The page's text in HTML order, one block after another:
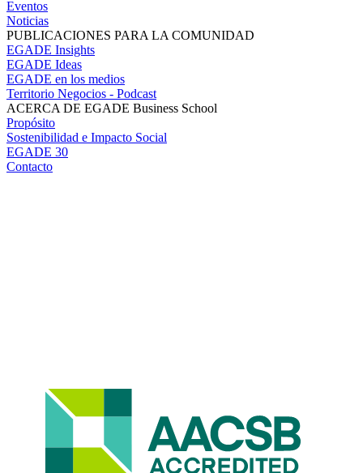
Eventos
Noticias
PUBLICACIONES PARA LA COMUNIDAD
EGADE Insights
EGADE Ideas
EGADE en los medios
Territorio Negocios - Podcast
ACERCA DE EGADE Business School
Propósito
Sostenibilidad e Impacto Social
EGADE 30
Contacto